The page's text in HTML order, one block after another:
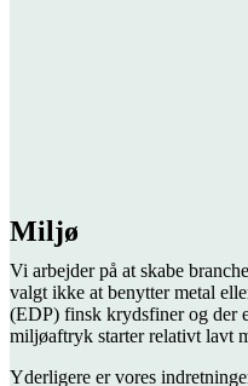
Miljø
Vi arbejder på at skabe
valgt ikke at benytter metal
(EDP) finsk krydsfiner og der
miljøaftryk starter relativt lavt
Yderligere er vores